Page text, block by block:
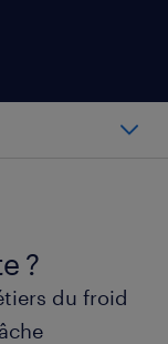
?
du froid